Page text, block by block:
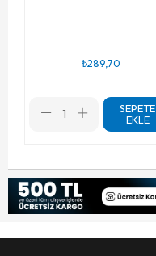
₺289,70
SEPETE
EKLE